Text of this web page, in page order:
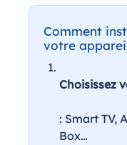
Comment
votre
Choisissez
: Smart TV,
Box…